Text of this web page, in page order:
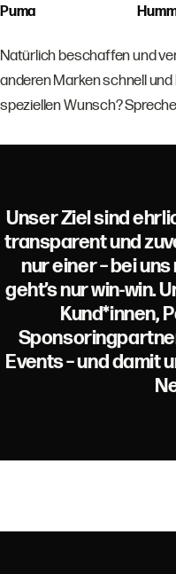
Puma
Natürlich beschaffen und
anderen Marken schnell
speziellen Wunsch?
Unser Ziel sind
transparent und
nur einer – bei
geht’s nur win-win.
Kund*innen,
Events – und damit